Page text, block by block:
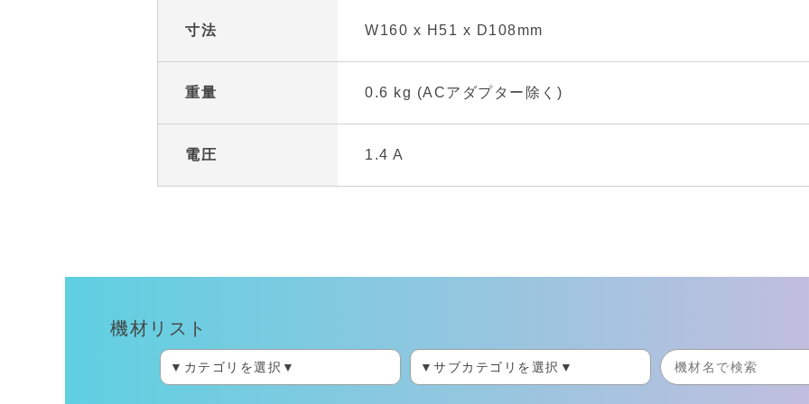
寸法 W160 x H51 x D108mm
重量 0.6 kg (ACアダプター除く)
電圧 1.4 A
機材リスト